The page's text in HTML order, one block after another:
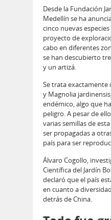
Desde la Fundación
Medellín se ha
cinco nuevas
proyecto de
cabo en diferentes
se han descubierto
y un artizá.
Se trata exactamente
y Magnolia
endémico, algo que
peligro. A pesar de
varias semillas de
ser propagadas a
país para ser
Álvaro Cogollo,
Científica del Jardín
declaró que el país
en cuanto a
detrás de China.